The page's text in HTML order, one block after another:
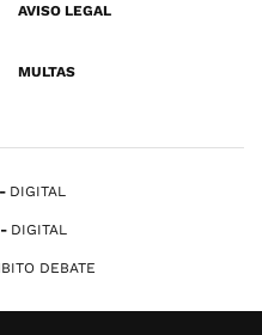
AVISO LEGAL
MULTAS
DIGITAL
DIGITAL
DEBATE